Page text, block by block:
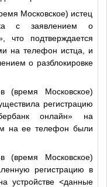
Московское) истец
с заявлением о
что подтверждается
на телефон истца, и
о разблокировке
Московское)
регистрацию
онлайн» на
на ее телефон были
Московское)
регистрацию в
устройстве <данные